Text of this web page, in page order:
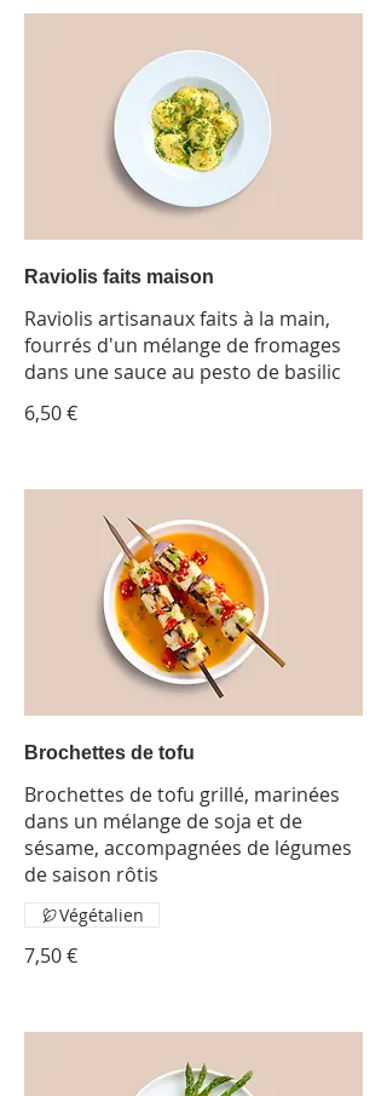
Raviolis faits maison
Raviolis artisanaux faits à la main,
fourrés d'un mélange de fromages
dans une sauce au pesto de basilic
6,50 €
Brochettes de tofu
Brochettes de tofu grillé, marinées
dans un mélange de soja et de
sésame, accompagnées de légumes
de saison rôtis
7,50 €
Végétalien